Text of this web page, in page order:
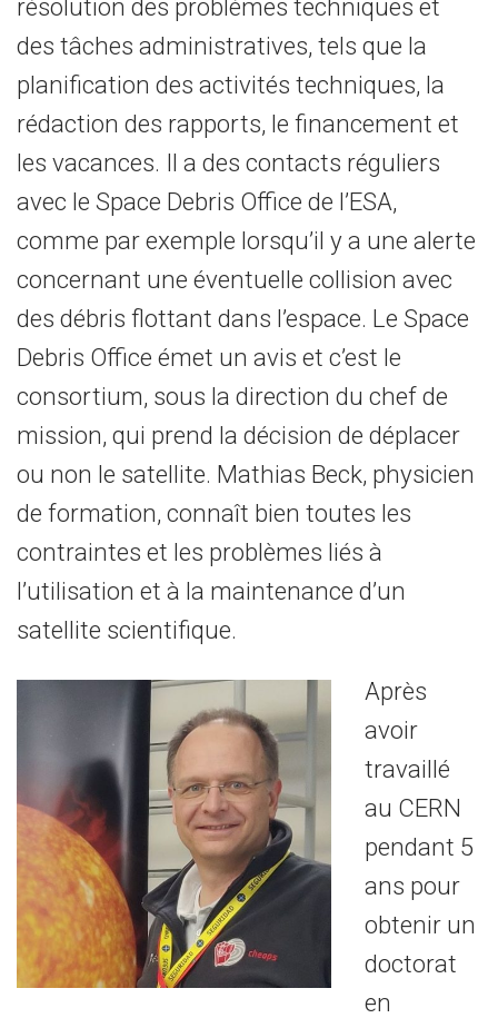
résolution des problèmes techniques et
des tâches administratives, tels que la
planification des activités techniques, la
rédaction des rapports, le financement et
les vacances. Il a des contacts réguliers
avec le Space Debris Office de l’ESA,
comme par exemple lorsqu’il y a une alerte
concernant une éventuelle collision avec
des débris flottant dans l’espace. Le Space
Debris Office émet un avis et c’est le
consortium, sous la direction du chef de
mission, qui prend la décision de déplacer
ou non le satellite. Mathias Beck, physicien
de formation, connaît bien toutes les
contraintes et les problèmes liés à
l’utilisation et à la maintenance d’un
satellite scientifique.
Après
avoir
travaillé
au CERN
pendant 5
ans pour
obtenir un
doctorat
en